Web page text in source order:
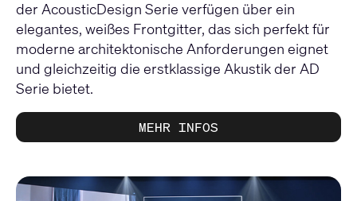
der AcousticDesign Serie verfügen über ein
elegantes, weißes Frontgitter, das sich perfekt für
moderne architektonische Anforderungen eignet
und gleichzeitig die erstklassige Akustik der AD
Serie bietet.
MEHR INFOS